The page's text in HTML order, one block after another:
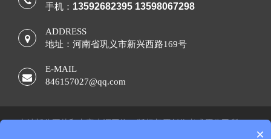
手机： 13592682395 13598067298
ADDRESS
地址：河南省巩义市新兴西路169号
E-MAIL
846157027@qq.com
本站部分图片和内容来源网络，版权归原创作者或原公司所
×